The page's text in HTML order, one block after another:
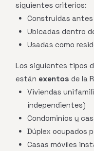
siguientes criterios:
Construidas antes
Ubicadas dentro
Usadas como
Los siguientes tipos
están exentos de la
Viviendas
independientes)
Condominios y
Dúplex ocupados
Casas móviles